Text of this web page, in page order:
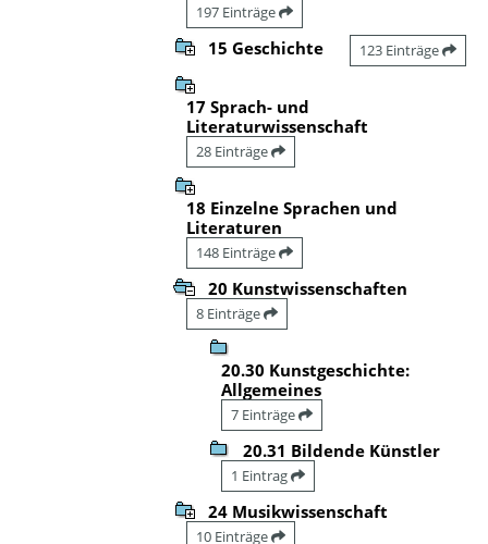
197 Einträge
15 Geschichte 123 Einträge
17 Sprach- und
Literaturwissenschaft
28 Einträge
18 Einzelne Sprachen und
Literaturen
148 Einträge
20 Kunstwissenschaften
8 Einträge
20.30 Kunstgeschichte:
Allgemeines
7 Einträge
20.31 Bildende Künstler
1 Eintrag
24 Musikwissenschaft
10 Einträge